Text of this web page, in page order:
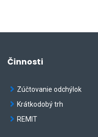
Činnosti
Zúčtovanie odchýlok
Krátkodobý trh
REMIT